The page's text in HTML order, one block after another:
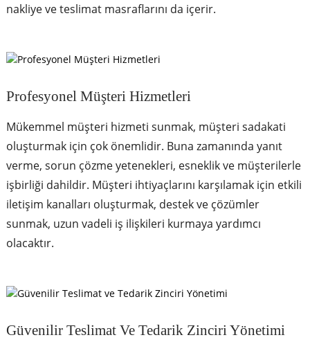
nakliye ve teslimat masraflarını da içerir.
Profesyonel Müşteri Hizmetleri
Mükemmel müşteri hizmeti sunmak, müşteri sadakati
oluşturmak için çok önemlidir. Buna zamanında yanıt
verme, sorun çözme yetenekleri, esneklik ve müşterilerle
işbirliği dahildir. Müşteri ihtiyaçlarını karşılamak için etkili
iletişim kanalları oluşturmak, destek ve çözümler
sunmak, uzun vadeli iş ilişkileri kurmaya yardımcı
olacaktır.
Güvenilir Teslimat Ve Tedarik Zinciri Yönetimi